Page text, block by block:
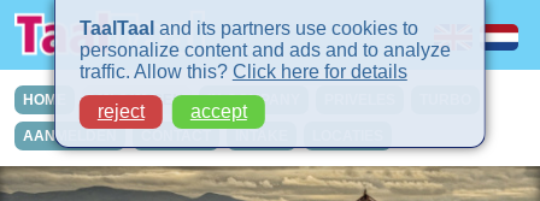
HOME CURSUSSEN IN-COMPANY
AANMELDEN
TaalTaal and its partners use cookies to
personalize content and ads and to analyze
traffic. Allow this? Click here for details
reject
accept